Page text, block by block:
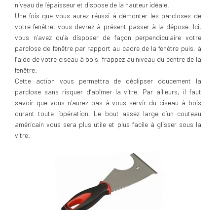
niveau de l’épaisseur et dispose de la hauteur idéale.
Une fois que vous aurez réussi à démonter les parcloses de
votre fenêtre, vous devrez à présent passer à la dépose. Ici,
vous n’avez qu’à disposer de façon perpendiculaire votre
parclose de fenêtre par rapport au cadre de la fenêtre puis, à
l’aide de votre ciseau à bois, frappez au niveau du centre de la
fenêtre.
Cette action vous permettra de déclipser doucement la
parclose sans risquer d’abîmer la vitre. Par ailleurs, il faut
savoir que vous n’aurez pas à vous servir du ciseau à bois
durant toute l’opération. Le bout assez large d’un couteau
américain vous sera plus utile et plus facile à glisser sous la
vitre.